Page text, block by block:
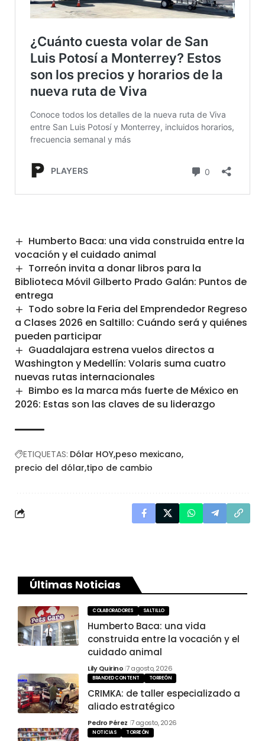
Humberto Baca: una vida construida entre la
vocación y el cuidado animal
Torreón invita a donar libros para la
Biblioteca Móvil Gilberto Prado Galán: Puntos de
entrega
Todo sobre la Feria del Emprendedor Regreso
a Clases 2026 en Saltillo: Cuándo será y quiénes
pueden participar
Guadalajara estrena vuelos directos a
Washington y Medellín: Volaris suma cuatro
nuevas rutas internacionales
Bimbo es la marca más fuerte de México en
2026: Estas son las claves de su liderazgo
ETIQUETAS: Dólar HOY peso mexicano
precio del dólar tipo de cambio
Últimas Noticias
COLABORADORES SALTILLO
Humberto Baca: una vida
construida entre la vocación y el
cuidado animal
Lily Quirino 7 agosto, 2026
BRANDED CONTENT TORREÓN
CRIMKA: de taller especializado a
aliado estratégico
Pedro Pérez 7 agosto, 2026
NOTICIAS TORREÓN